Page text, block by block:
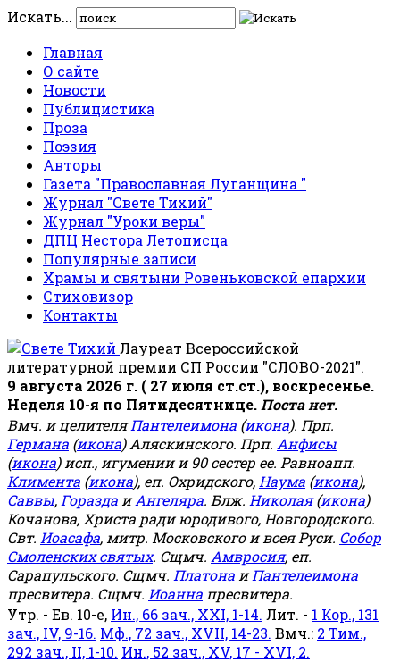
Искать...
Главная
О сайте
Новости
Публицистика
Проза
Поэзия
Авторы
Газета "Православная Луганщина "
Журнал "Свете Тихий"
Журнал "Уроки веры"
ДПЦ Нестора Летописца
Популярные записи
Храмы и святыни Ровеньковской епархии
Стиховизор
Контакты
Лауреат Всероссийской
литературной премии СП России "СЛОВО-2021".
9 августа 2026 г. ( 27 июля ст.ст.), воскресенье.
Неделя 10-я по Пятидесятнице. Поста нет.
Вмч. и целителяПантелеимона (икона). Прп.
Германа (икона) Аляскинского. Прп. Анфисы
(икона) исп., игумении и 90 сестер ее. Равноапп.
Климента (икона), еп. Охридского, Наума (икона),
Саввы, Горазда иАнгеляра. Блж. Николая(икона)
Кочанова, Христа ради юродивого, Новгородского.
Свт. Иоасафа, митр. Московского и всея Руси. Собор
Смоленских святых. Сщмч. Амвросия, еп.
Сарапульского. Сщмч. Платона иПантелеимона
пресвитера. Сщмч. Иоанна пресвитера.
Утр. - Ев. 10-е, Ин., 66 зач., XXI, 1-14. Лит. - 1 Кор., 131
зач., IV, 9-16. Мф., 72 зач., XVII, 14-23. Вмч.: 2 Тим.,
292 зач., II, 1-10. Ин., 52 зач., XV, 17 - XVI, 2.